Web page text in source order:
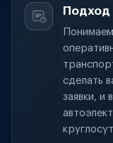
Подход
сделать
заявки, и